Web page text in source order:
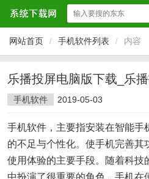
网站首页 / 手机软件列表 / 内容
乐播投屏电脑版下载_乐
手机软件 2019-05-03
手机软件，主要指安装在智能手
的不足与个性化。使手机完善其
使用体验的主要手段。随着科技
中扮演了很重要的角色，手机在